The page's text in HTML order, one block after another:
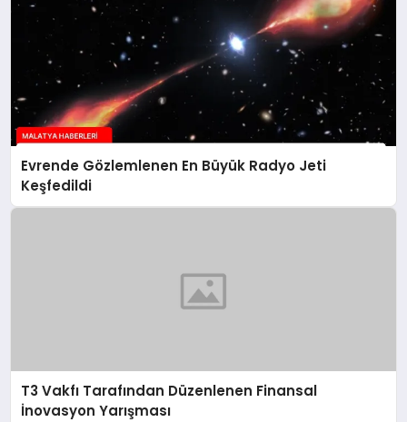
Evrende Gözlemlenen En Büyük Radyo Jeti
Keşfedildi
T3 Vakfı Tarafından Düzenlenen Finansal
İnovasyon Yarışması